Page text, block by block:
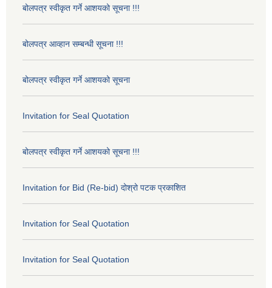
बोलपत्र स्वीकृत गर्ने आशयको सूचना !!!
बोलपत्र आव्हान सम्बन्धी सूचना !!!
बोलपत्र स्वीकृत गर्ने आशयको सूचना
Invitation for Seal Quotation
बोलपत्र स्वीकृत गर्ने आशयको सूचना !!!
Invitation for Bid (Re-bid) दोश्रो पटक प्रकाशित
Invitation for Seal Quotation
Invitation for Seal Quotation